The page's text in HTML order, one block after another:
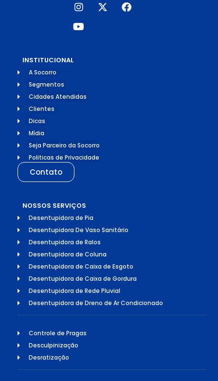
INSTITUCIONAL
A Socorro
Segmentos
Cidades Atendidas
Clientes
Dicas
Mídia
Seja Parceiro da Socorro
Politicas de Privacidade
Contato
NOSSOS SERVIÇOS
Desentupidora de Pia
Desentupidora De Vaso Sanitário
Desentupidora de Ralos
Desentupidora de Coluna
Desentupidora de Caixa de Esgoto
Desentupidora de Caixa de Gordura
Desentupidora de Rede Pluvial
Desentupidora de Dreno de Ar Condicionado
Controle de Pragas
Desculpinização
Desratização